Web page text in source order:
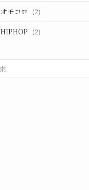
オモコロ (2)
HIPHOP (2)